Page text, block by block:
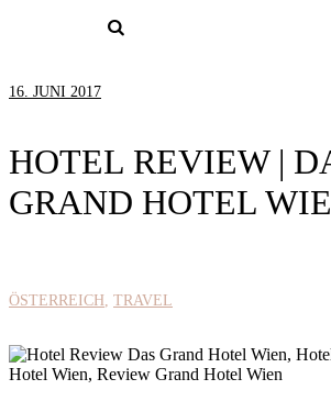
16. JUNI 2017
HOTEL REVIEW |
GRAND HOTEL
ÖSTERREICH TRAVEL